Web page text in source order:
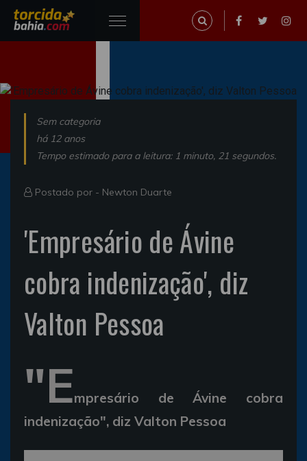
Sem categoria
há 12 anos
Tempo estimado para a leitura: 1 minuto, 21 segundos.
Postado por - Newton Duarte
'Empresário de Ávine
cobra indenização', diz
Valton Pessoa
"Empresário de Ávine cobra
indenização", diz Valton Pessoa